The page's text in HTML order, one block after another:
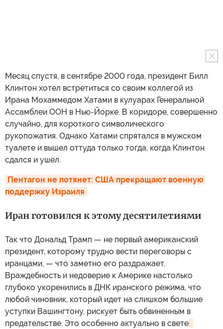
Месяц спустя, в сентябре 2000 года, президент Билл
Клинтон хотел встретиться со своим коллегой из
Ирана Мохаммедом Хатами в кулуарах Генеральной
Ассамблеи ООН в Нью-Йорке. В коридоре, совершенно
случайно, для короткого символического
рукопожатия. Однако Хатами спрятался в мужском
туалете и вышел оттуда только тогда, когда Клинтон
сдался и ушел.
Пентагон не потянет: США прекращают военную
поддержку Израиля
Иран готовился к этому десятилетиями
Так что Дональд Трамп — не первый американский
президент, которому трудно вести переговоры с
иранцами, — что заметно его раздражает.
Враждебность и недоверие к Америке настолько
глубоко укоренились в ДНК иранского режима, что
любой чиновник, который идет на слишком большие
уступки Вашингтону, рискует быть обвиненным в
предательстве. Это особенно актуально в свете